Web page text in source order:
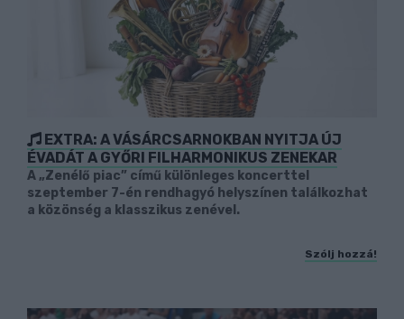
EXTRA: A VÁSÁRCSARNOKBAN NYITJA ÚJ
ÉVADÁT A GYŐRI FILHARMONIKUS ZENEKAR
A „Zenélő piac” című különleges koncerttel
szeptember 7-én rendhagyó helyszínen találkozhat
a közönség a klasszikus zenével.
Szólj hozzá!